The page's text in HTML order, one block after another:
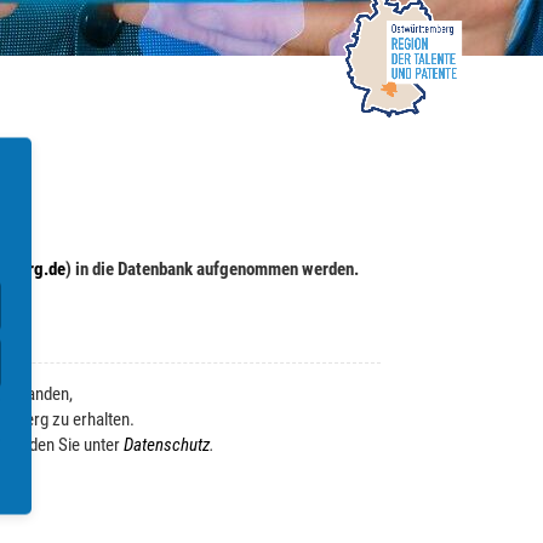
) in die Datenbank aufgenommen werden.
zu erhalten.
finden Sie unterDatenschutz.